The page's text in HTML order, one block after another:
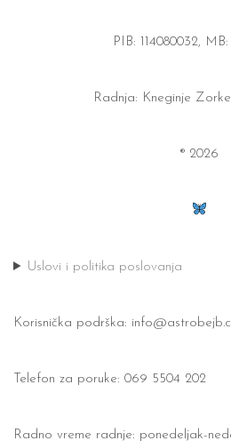
PIB: 114080032,
Radnja: Kneginje
® 2026
Uslovi i politika poslovanja
Korisnička podrška:
Telefon za poruke: 069 5504 202
Radno vreme radnje: ponedeljak-